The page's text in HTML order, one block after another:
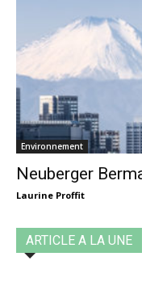
Environnement
Neuberger
Laurine Proffit
ARTICLE A LA UNE